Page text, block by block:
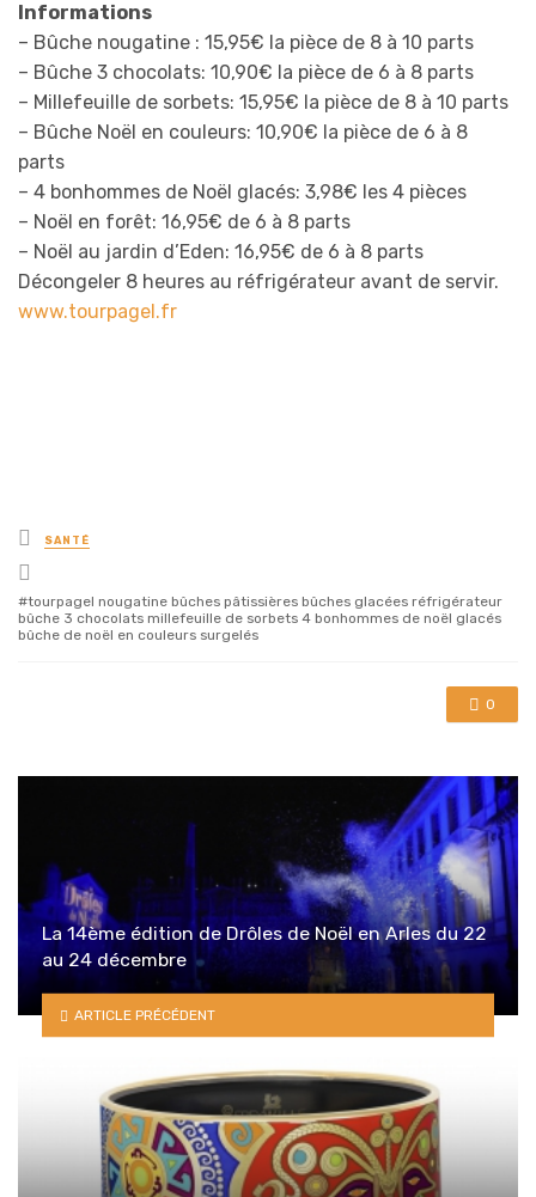
Informations
– Bûche nougatine : 15,95€ la pièce de 8 à 10 parts
– Bûche 3 chocolats: 10,90€ la pièce de 6 à 8 parts
– Millefeuille de sorbets: 15,95€ la pièce de 8 à 10 parts
– Bûche Noël en couleurs: 10,90€ la pièce de 6 à 8
parts
– 4 bonhommes de Noël glacés: 3,98€ les 4 pièces
– Noël en forêt: 16,95€ de 6 à 8 parts
– Noël au jardin d’Eden: 16,95€ de 6 à 8 parts
Décongeler 8 heures au réfrigérateur avant de servir.
www.tourpagel.fr
Posted
in
SANTÉ
with
tourpagel nougatine bûches pâtissières bûches glacées réfrigérateur
bûche 3 chocolats millefeuille de sorbets 4 bonhommes de noël glacés
bûche de noël en couleurs surgelés
0
La 14ème édition de Drôles de Noël en Arles du 22
au 24 décembre
ARTICLE PRÉCÉDENT